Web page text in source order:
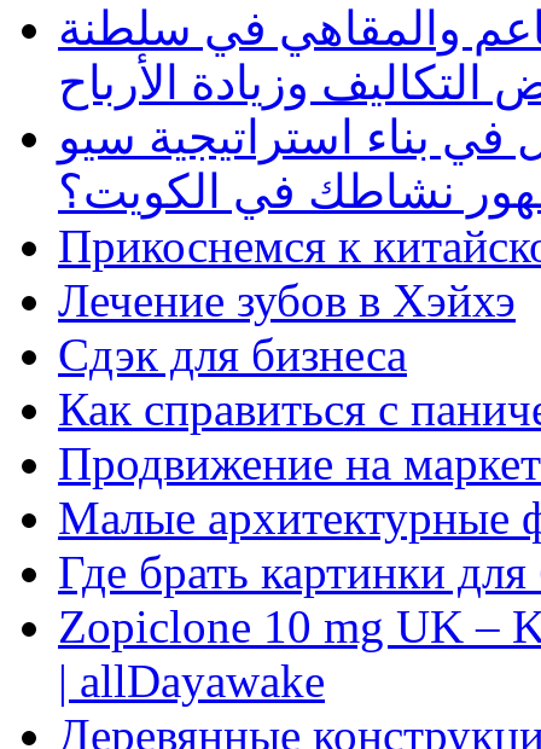
والمقاهي في سلطنة
وزيادة الأرباح
بناء استراتيجية سيو
نشاطك في الكويت؟
Прикоснемся к
Лечение зубов в Хэйхэ
Сдэк для бизнеса
Как справиться с
Продвижение на
Малые архитектурные
Где брать картинки
Zopiclone 10 mg UK –
| allDayawake
Деревянные